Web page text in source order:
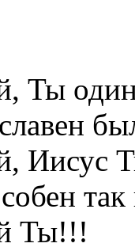
Ты
Иисус
Ты!!!